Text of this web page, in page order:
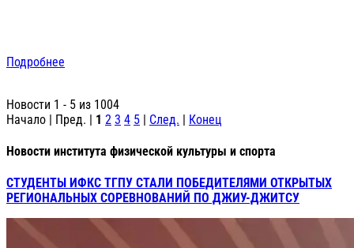
Подробнее
Новости 1 - 5 из 1004
Начало | Пред. | 1 2 3 4 5 | След. | Конец
Новости института физической культуры и спорта
СТУДЕНТЫ ИФКС ТГПУ СТАЛИ ПОБЕДИТЕЛЯМИ ОТКРЫТЫХ
РЕГИОНАЛЬНЫХ СОРЕВНОВАНИЙ ПО ДЖИУ-ДЖИТСУ